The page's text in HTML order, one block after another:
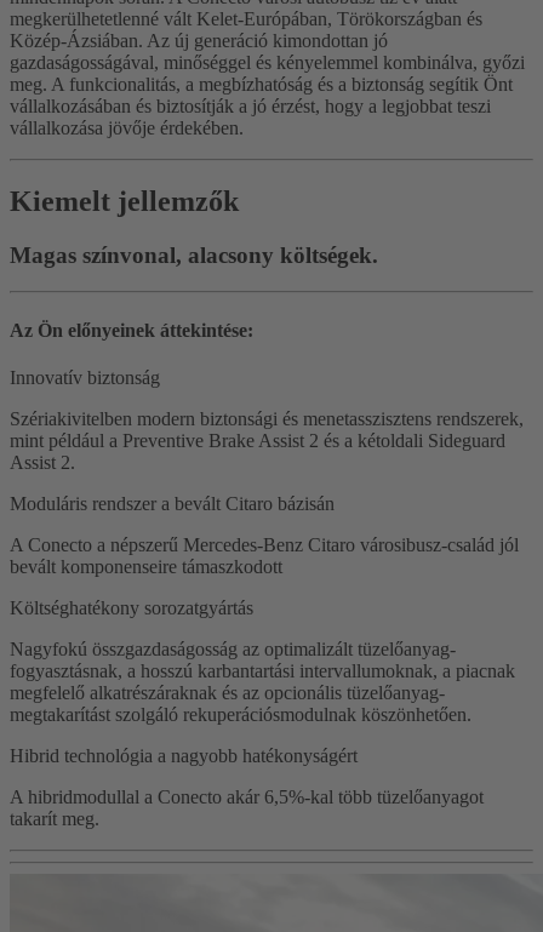
megkerülhetetlenné vált Kelet-Európában, Törökországban és
Közép-Ázsiában. Az új generáció kimondottan jó
gazdaságosságával, minőséggel és kényelemmel kombinálva, győzi
meg. A funkcionalitás, a megbízhatóság és a biztonság segítik Önt
vállalkozásában és biztosítják a jó érzést, hogy a legjobbat teszi
vállalkozása jövője érdekében.
Kiemelt jellemzők
Magas színvonal, alacsony költségek.
Az Ön előnyeinek áttekintése:
Innovatív biztonság
Szériakivitelben modern biztonsági és menetasszisztens rendszerek,
mint például a Preventive Brake Assist 2 és a kétoldali Sideguard
Assist 2.
Moduláris rendszer a bevált Citaro bázisán
A Conecto a népszerű Mercedes-Benz Citaro városibusz-család jól
bevált komponenseire támaszkodott
Költséghatékony sorozatgyártás
Nagyfokú összgazdaságosság az optimalizált tüzelőanyag-
fogyasztásnak, a hosszú karbantartási intervallumoknak, a piacnak
megfelelő alkatrészáraknak és az opcionális tüzelőanyag-
megtakarítást szolgáló rekuperációsmodulnak köszönhetően.
Hibrid technológia a nagyobb hatékonyságért
A hibridmodullal a Conecto akár 6,5%-kal több tüzelőanyagot
takarít meg.